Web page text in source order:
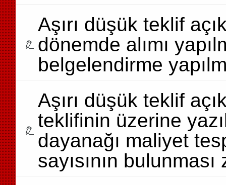
Aşırı düşük teklif
dönemde alımı
belgelendirme
Aşırı düşük teklif
teklifinin üzerine
dayanağı maliyet
sayısının